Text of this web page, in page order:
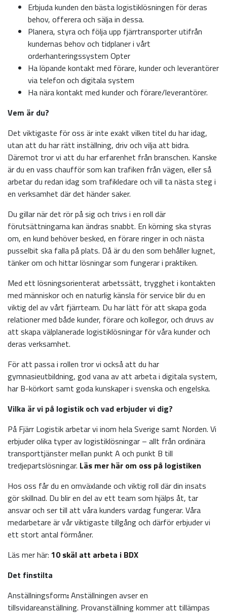
Erbjuda kunden den bästa logistiklösningen för deras
behov, offerera och sälja in dessa.
Planera, styra och följa upp fjärrtransporter utifrån
kundernas behov och tidplaner i vårt
orderhanteringssystem Opter
Ha löpande kontakt med förare, kunder och leverantörer
via telefon och digitala system
Ha nära kontakt med kunder och förare/leverantörer.
Vem är du?
Det viktigaste för oss är inte exakt vilken titel du har idag,
utan att du har rätt inställning, driv och vilja att bidra.
Däremot tror vi att du har erfarenhet från branschen. Kanske
är du en vass chaufför som kan trafiken från vägen, eller så
arbetar du redan idag som trafikledare och vill ta nästa steg i
en verksamhet där det händer saker.
Du gillar när det rör på sig och trivs i en roll där
förutsättningarna kan ändras snabbt. En körning ska styras
om, en kund behöver besked, en förare ringer in och nästa
pusselbit ska falla på plats. Då är du den som behåller lugnet,
tänker om och hittar lösningar som fungerar i praktiken.
Med ett lösningsorienterat arbetssätt, trygghet i kontakten
med människor och en naturlig känsla för service blir du en
viktig del av vårt fjärrteam. Du har lätt för att skapa goda
relationer med både kunder, förare och kollegor, och druvs av
att skapa välplanerade logistiklösningar för våra kunder och
deras verksamhet.
För att passa i rollen tror vi också att du har
gymnasieutbildning, god vana av att arbeta i digitala system,
har B-körkort samt goda kunskaper i svenska och engelska.
Vilka är vi på logistik och vad erbjuder vi dig?
På Fjärr Logistik arbetar vi inom hela Sverige samt Norden. Vi
erbjuder olika typer av logistiklösningar – allt från ordinära
transporttjänster mellan punkt A och punkt B till
tredjepartslösningar. Läs mer här om oss på logistiken
Hos oss får du en omväxlande och viktig roll där din insats
gör skillnad. Du blir en del av ett team som hjälps åt, tar
ansvar och ser till att våra kunders vardag fungerar. Våra
medarbetare är vår viktigaste tillgång och därför erbjuder vi
ett stort antal förmåner.
Läs mer här: 10 skäl att arbeta i BDX
Det finstilta
Anställningsform:Anställningen avser en
tillsvidareanställning. Provanställning kommer att tillämpas